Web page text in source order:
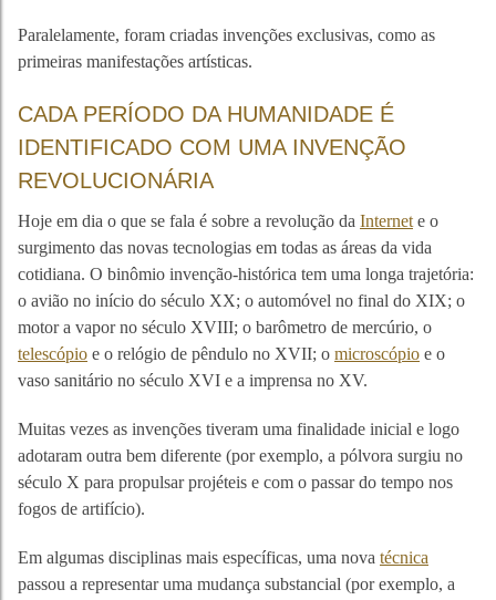
Paralelamente, foram criadas invenções exclusivas, como as
primeiras manifestações artísticas.
CADA PERÍODO DA HUMANIDADE É
IDENTIFICADO COM UMA INVENÇÃO
REVOLUCIONÁRIA
Hoje em dia o que se fala é sobre a revolução da Internet e o
surgimento das novas tecnologias em todas as áreas da vida
cotidiana. O binômio invenção-histórica tem uma longa trajetória:
o avião no início do século XX; o automóvel no final do XIX; o
motor a vapor no século XVIII; o barômetro de mercúrio, o
telescópio e o relógio de pêndulo no XVII; o microscópio e o
vaso sanitário no século XVI e a imprensa no XV.
Muitas vezes as invenções tiveram uma finalidade inicial e logo
adotaram outra bem diferente (por exemplo, a pólvora surgiu no
século X para propulsar projéteis e com o passar do tempo nos
fogos de artifício).
Em algumas disciplinas mais específicas, uma nova técnica
passou a representar uma mudança substancial (por exemplo, a